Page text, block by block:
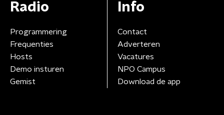
Radio
Programmering
Frequenties
Hosts
Demo insturen
Gemist
Info
Contact
Adverteren
Vacatures
NPO Campus
Download de app